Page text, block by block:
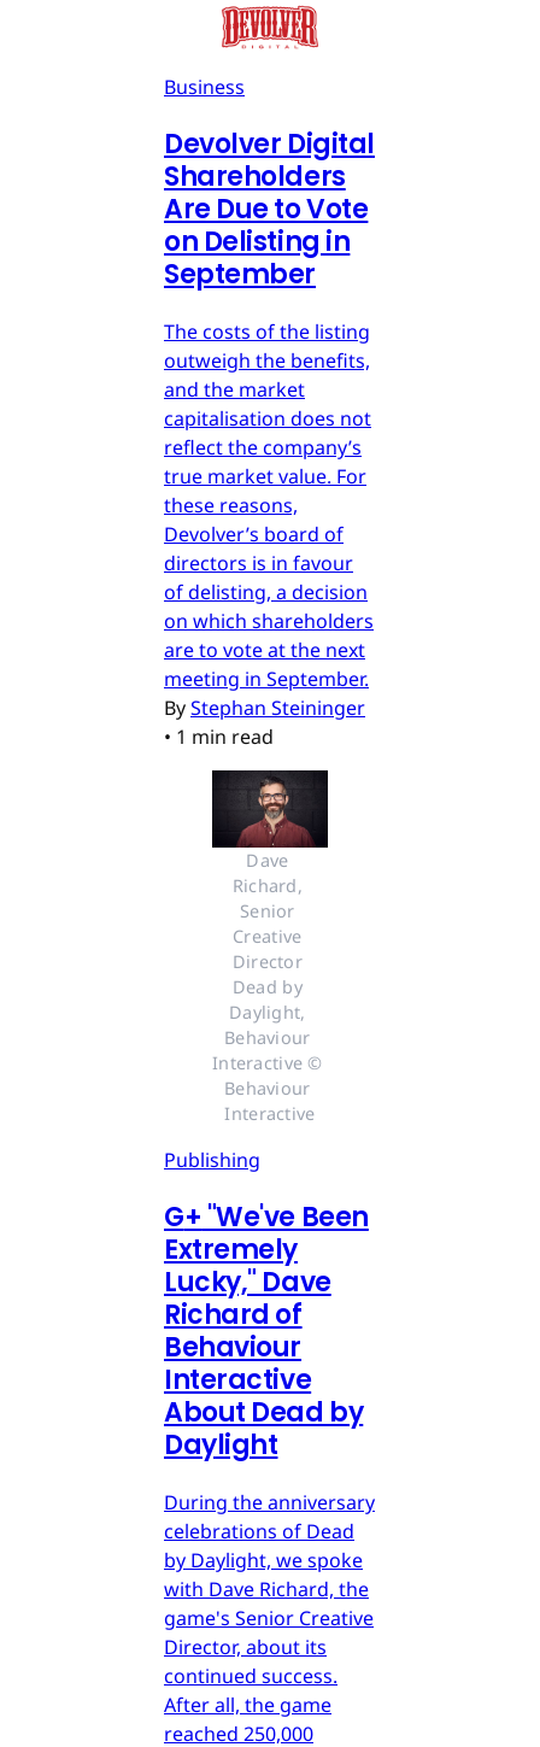
Business
Devolver Digital
Shareholders
Are Due to Vote
on Delisting in
September
The costs of the listing
outweigh the benefits,
and the market
capitalisation does not
reflect the company’s
true market value. For
these reasons,
Devolver’s board of
directors is in favour
of delisting, a decision
on which shareholders
are to vote at the next
meeting in September.
ByStephan Steininger
• 1 min read
Dave
Richard,
Senior
Creative
Director
Dead by
Daylight,
Behaviour
Interactive ©
Behaviour
Interactive
Publishing
G+ "We've Been
Extremely
Lucky," Dave
Richard of
Behaviour
Interactive
About Dead by
Daylight
During the anniversary
celebrations of Dead
by Daylight, we spoke
with Dave Richard, the
game's Senior Creative
Director, about its
continued success.
After all, the game
reached 250,000